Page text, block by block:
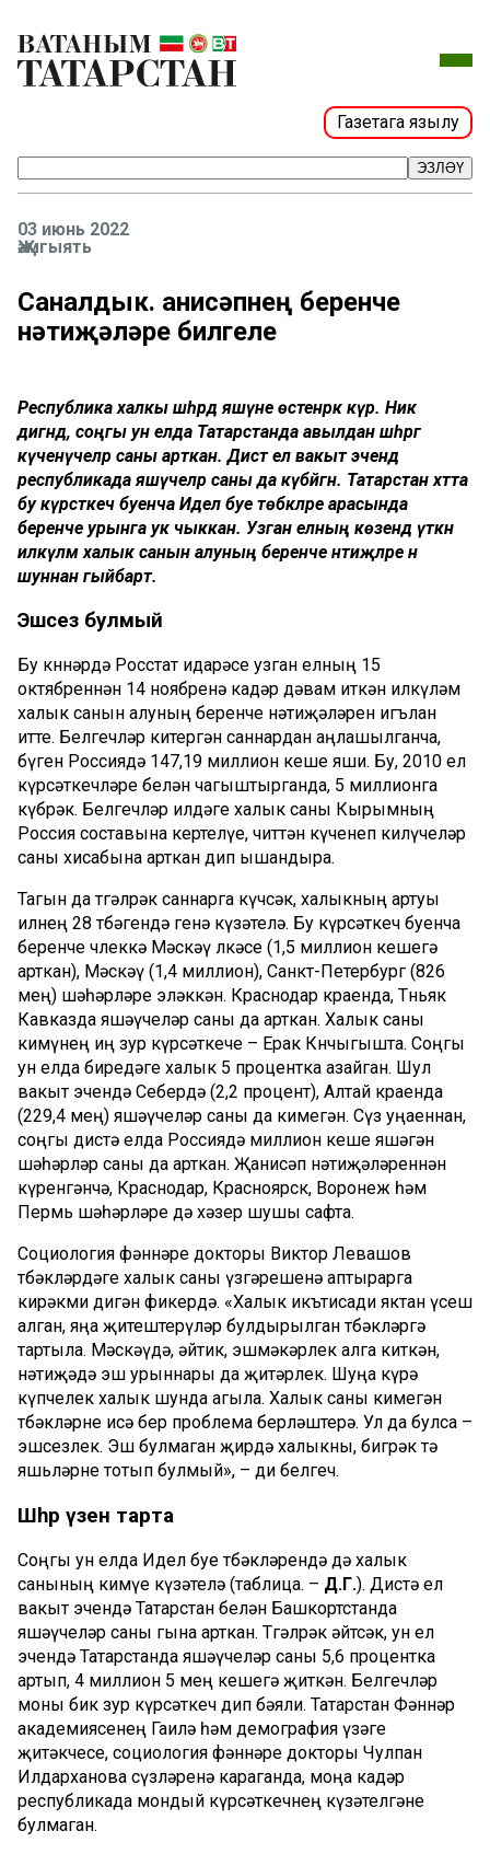
Газетага язылу
ЭЗЛӘҮ
03 июнь 2022
Җәмгыять
Саналдык. Җанисәпнең беренче
нәтиҗәләре билгеле
Республика халкы шәһәрдә яшәүне өстенрәк күрә. Ник
дигәндә, соңгы ун елда Татарстанда авылдан шәһәргә
күченүчеләр саны арткан. Дистә ел вакыт эчендә
республикада яшәүчеләр саны да күбәйгән. Татарстан хәтта
бу күрсәткеч буенча Идел буе төбәкләре арасында
беренче урынга ук чыккан. Узган елның көзендә үткән
илкүләм халык санын алуның беренче нәтиҗәләре әнә
шуннан гыйбарәт.
Эшсез булмый
Бу көннәрдә Росстат идарәсе узган елның 15
октябреннән 14 ноябренә кадәр дәвам иткән илкүләм
халык санын алуның беренче нәтиҗәләрен игълан
итте. Белгечләр китергән саннардан аңлашылганча,
бүген Россиядә 147,19 миллион кеше яши. Бу, 2010 ел
күрсәткечләре белән чагыштырганда, 5 миллионга
күбрәк. Белгечләр илдәге халык саны Кырымның
Россия составына кертелүе, читтән күченеп килүчеләр
саны хисабына арткан дип ышандыра.
Тагын да төгәлрәк саннарга күчсәк, халыкның артуы
илнең 28 төбәгендә генә күзәтелә. Бу күрсәткеч буенча
беренче өчлеккә Мәскәү өлкәсе (1,5 миллион кешегә
арткан), Мәскәү (1,4 миллион), Санкт-Петербург (826
мең) шәһәрләре эләккән. Краснодар краенда, Төньяк
Кавказда яшәүчеләр саны да арткан. Халык саны
кимүнең иң зур күрсәткече – Ерак Көнчыгышта. Соңгы
ун елда биредәге халык 5 процентка азайган. Шул
вакыт эчендә Себердә (2,2 процент), Алтай краенда
(229,4 мең) яшәүчеләр саны да кимегән. Сүз уңаеннан,
соңгы дистә елда Россиядә миллион кеше яшәгән
шәһәрләр саны да арткан. Җанисәп нәтиҗәләреннән
күренгәнчә, Краснодар, Красноярск, Воронеж һәм
Пермь шәһәрләре дә хәзер шушы сафта.
Социология фәннәре докторы Виктор Левашов
төбәкләрдәге халык саны үзгәрешенә аптырарга
кирәкми дигән фикердә. «Халык икътисади яктан үсеш
алган, яңа җитештерүләр булдырылган төбәкләргә
тартыла. Мәскәүдә, әйтик, эшмәкәрлек алга киткән,
нәтиҗәдә эш урыннары да җитәрлек. Шуңа күрә
күпчелек халык шунда агыла. Халык саны кимегән
төбәкләрне исә бер проблема берләштерә. Ул да булса –
эшсезлек. Эш булмаган җирдә халыкны, бигрәк тә
яшьләрне тотып булмый», – ди белгеч.
Шәһәр үзенә тарта
Соңгы ун елда Идел буе төбәкләрендә дә халык
санының кимүе күзәтелә (таблица. – Д.Г.). Дистә ел
вакыт эчендә Татарстан белән Башкортстанда
яшәүчеләр саны гына арткан. Төгәлрәк әйтсәк, ун ел
эчендә Татарстанда яшәүчеләр саны 5,6 процентка
артып, 4 миллион 5 мең кешегә җиткән. Белгечләр
моны бик зур күрсәткеч дип бәяли. Татарстан Фәннәр
академиясенең Гаилә һәм демография үзәге
җитәкчесе, социология фәннәре докторы Чулпан
Илдарханова сүзләренә караганда, моңа кадәр
республикада мондый күрсәткечнең күзәтелгәне
булмаган.